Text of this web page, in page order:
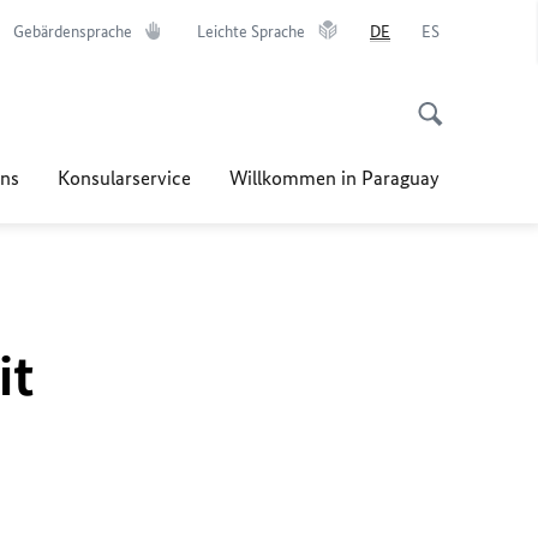
Gebärdensprache Leichte Sprache DE ES
Konsularservice Willkommen in Paraguay